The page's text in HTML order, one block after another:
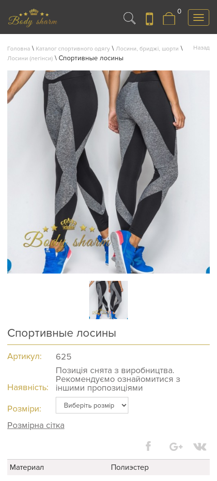
Меню
0
Назад
Головна \ Каталог спортивного одягу \ Лосини, бриджі, шорти \
Лосини (легінси) \ Спортивные лосины
Спортивные лосины
Артикул: 625
Наявність:
Позиція снята з виробництва.
Рекомендуємо ознайомитися з
іншими пропозиціями
Розміри:
Розмірна сітка
Материал Полиэстер